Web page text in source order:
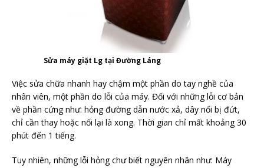
Sửa máy giặt Lg tại Đường Láng
Việc sửa chữa nhanh hay chậm một phần do tay nghề của
nhân viên, một phần do lỗi của máy. Đối với những lỗi cơ bản
về phần cứng như: hỏng đường dẫn nước xả, dây nối bị đứt,
chỉ cần thay hoặc nối lại là xong. Thời gian chỉ mất khoảng 30
phút đến 1 tiếng.
Tuy nhiên, những lỗi hỏng chư biết nguyên nhân như: Máy